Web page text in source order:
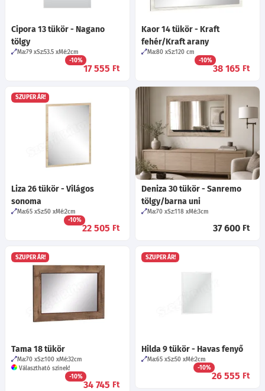
Cipora 13 tükör - Nagano
tölgy
Ma:79 Sz:53.5 Mé:2cm
-10%
17 555 Ft
Kaor 14 tükör - Kraft
fehér/Kraft arany
Ma:80 Sz:120 cm
-10%
38 165 Ft
SZUPER ÁR!
Liza 26 tükör - Világos
sonoma
Ma:65 Sz:50 Mé:2cm
-10%
22 505 Ft
Deniza 30 tükör - Sanremo
tölgy/barna uni
Ma:70 Sz:118 Mé:3cm
37 600 Ft
SZUPER ÁR!
Tama 18 tükör
Ma:70 Sz:100 Mé:32cm
Választható színek!
-10%
34 745 Ft
SZUPER ÁR!
Hilda 9 tükör - Havas fenyő
Ma:65 Sz:50 Mé:2cm
-10%
26 555 Ft